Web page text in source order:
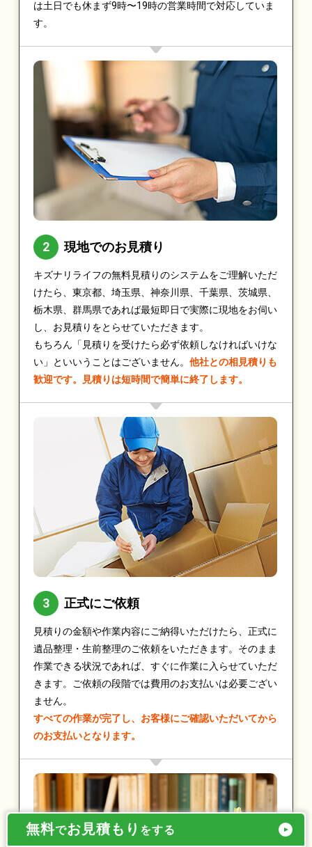
は土日でも休まず9時〜19時の営業時間で対応していま
す。
現地でのお見積り
キズナリライフの無料見積りのシステムをご理解いただ
けたら、東京都、埼玉県、神奈川県、千葉県、茨城県、
栃木県、群馬県であれば最短即日で実際に現地をお伺い
し、お見積りをとらせていただきます。
もちろん「見積りを受けたら必ず依頼しなければいけな
い」といいうことはございません。 他社との相見積りも
歓迎です。見積りは短時間で簡単に終了します。
正式にご依頼
見積りの金額や作業内容にご納得いただけたら、正式に
遺品整理・生前整理のご依頼をいただきます。そのまま
作業できる状況であれば、すぐに作業に入らせていただ
きます。ご依頼の段階では費用のお支払いは必要ござい
ません。
すべての作業が完了し、お客様にご確認いただいてから
のお支払いとなります。
無料でお見積もり をする